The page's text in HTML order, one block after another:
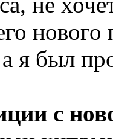
я был
с